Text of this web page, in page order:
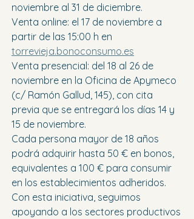
noviembre al 31 de diciembre.
Venta online: el 17 de noviembre a
partir de las 15:00 h en
torrevieja.bonoconsumo.es
Venta presencial: del 18 al 26 de
noviembre en la Oficina de Apymeco
(c/ Ramón Gallud, 145), con cita
previa que se entregará los días 14 y
15 de noviembre.
Cada persona mayor de 18 años
podrá adquirir hasta 50 € en bonos,
equivalentes a 100 € para consumir
en los establecimientos adheridos.
Con esta iniciativa, seguimos
apoyando a los sectores productivos